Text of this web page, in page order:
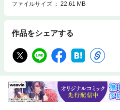
ファイルサイズ
22.61 MB
作品をシェアする